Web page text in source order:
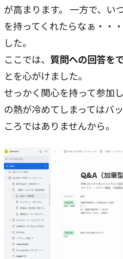
が高まります。 一方で、い
を持ってくれたらなぁ・・
した。
ここでは、 質問への回答を
とを心がけました。
せっかく関心を持って参加
の熱が冷めてしまってはバ
ころではありませんから。